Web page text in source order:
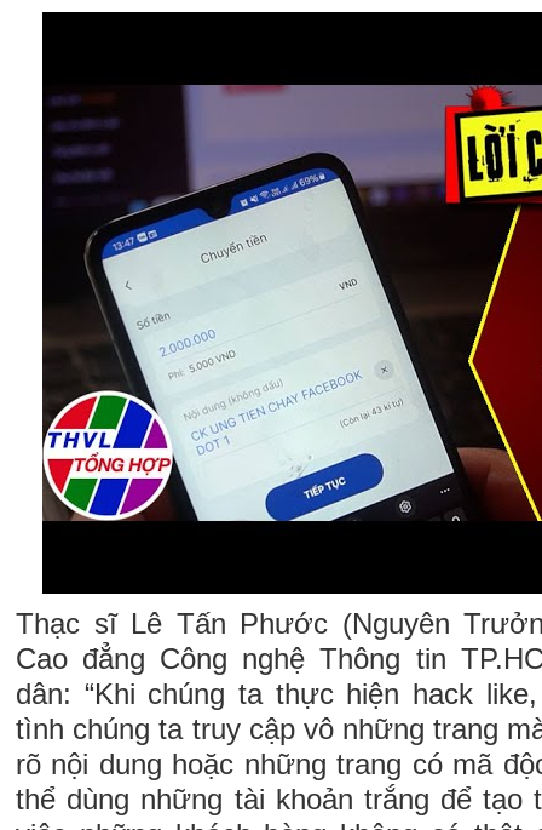
Thạc sĩ Lê Tấn Phước (Nguyên
Cao đẳng Công nghệ Thông tin
dân: “Khi chúng ta thực hiện hack
tình chúng ta truy cập vô những trang
rõ nội dung hoặc những trang có mã
thể dùng những tài khoản trắng để